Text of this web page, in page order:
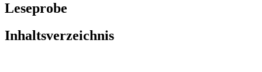
Leseprobe
Inhaltsverzeichnis